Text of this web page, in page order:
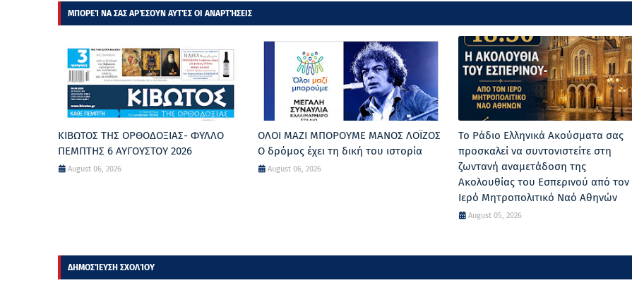
ΜΠΟΡΕΊ ΝΑ ΣΑΣ ΑΡΈΣΟΥΝ ΑΥΤΈΣ ΟΙ ΑΝΑΡΤΉΣΕΙΣ
ΚΙΒΩΤΟΣ ΤΗΣ ΟΡΘΟΔΟΞΙΑΣ- ΦΥΛΛΟ
ΠΕΜΠΤΗΣ 6 ΑΥΓΟΥΣΤΟΥ 2026
August 06, 2026
ΟΛΟΙ ΜΑΖΙ ΜΠΟΡΟΥΜΕ ΜΑΝΟΣ ΛΟΪΖΟΣ
Ο δρόμος έχει τη δική του ιστορία
August 06, 2026
Το Ράδιο Ελληνικά Ακούσματα σας
προσκαλεί να συντονιστείτε στη
ζωντανή αναμετάδοση της
Ακολουθίας του Εσπερινού από τον
Ιερό Μητροπολιτικό Ναό Αθηνών
August 05, 2026
ΔΗΜΟΣΊΕΥΣΗ ΣΧΟΛΊΟΥ